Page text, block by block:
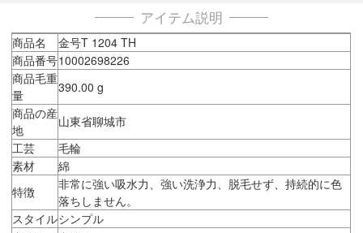
アイテム説明
商品名
金号T 1204 TH
商品番号10002698226
商品毛重
量
390.00 g
商品の産
地
山東省聊城市
工芸
毛輪
素材
綿
特徴
非常に強い吸水力、強い洗浄力、脱毛せず、持続的に色
落ちしません。
スタイルシンプル